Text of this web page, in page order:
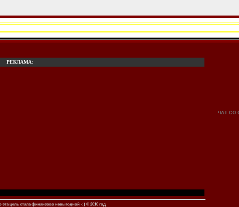
РЕКЛАМА:
цель стала финансово невыгодной -;) © 2010 год
ЧАТ СО